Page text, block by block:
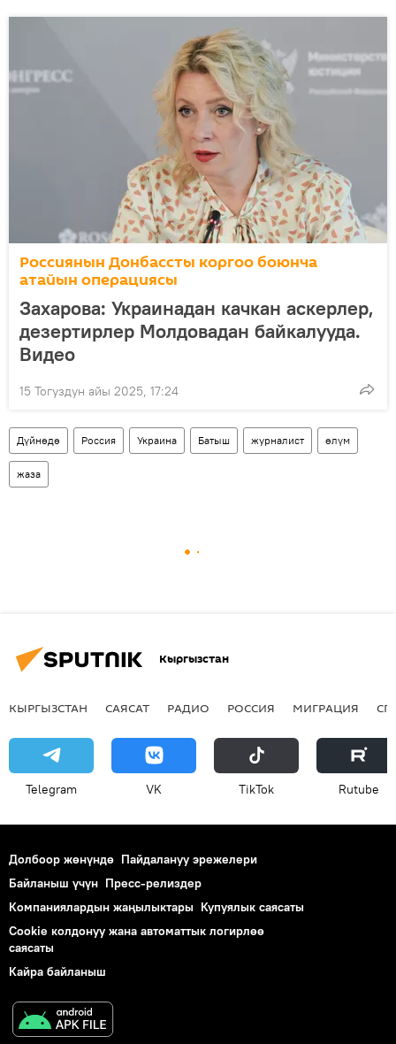
Россиянын Донбассты коргоо боюнча
атайын операциясы
Захарова: Украинадан качкан аскерлер,
дезертирлер Молдовадан байкалууда.
Видео
15 Тогуздун айы 2025, 17:24
Дүйнөдө Россия Украина Батыш журналист өлүм
жаза
Кыргызстан
КЫРГЫЗСТАН САЯСАТ РАДИО РОССИЯ МИГРАЦИЯ
Telegram VK ТikТоk Rutube
Долбоор жөнүндө Пайдалануу эрежелери
Байланыш үчүн Пресс-релиздер
Компаниялардын жаңылыктары Купуялык саясаты
Cookie колдонуу жана автоматтык логирлөө
саясаты
Кайра байланыш